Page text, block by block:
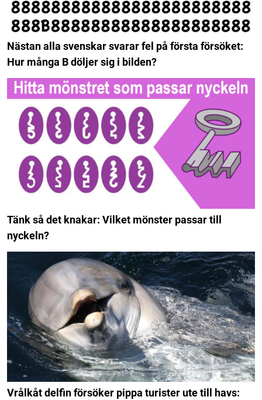
Nästan alla svenskar svarar fel på första försöket:
Hur många B döljer sig i bilden?
Tänk så det knakar: Vilket mönster passar till
nyckeln?
Vrålkåt delfin försöker pippa turister ute till havs: